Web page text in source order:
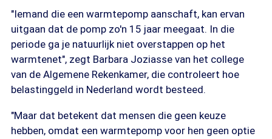
"Iemand die een warmtepomp aanschaft, kan ervan
uitgaan dat de pomp zo'n 15 jaar meegaat. In die
periode ga je natuurlijk niet overstappen op het
warmtenet", zegt Barbara Joziasse van het college
van de Algemene Rekenkamer, die controleert hoe
belastinggeld in Nederland wordt besteed.
"Maar dat betekent dat mensen die geen keuze
hebben, omdat een warmtepomp voor hen geen optie